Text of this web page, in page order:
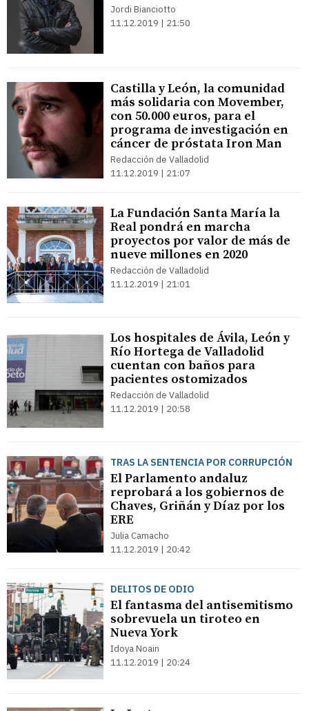
Jordi Bianciotto
11.12.2019 | 21:50
Castilla y León, la comunidad
más solidaria con Movember,
con 50.000 euros, para el
programa de investigación en
cáncer de próstata Iron Man
Redacción de Valladolid
11.12.2019 | 21:07
La Fundación Santa María la
Real pondrá en marcha
proyectos por valor de más de
nueve millones en 2020
Redacción de Valladolid
11.12.2019 | 21:01
Los hospitales de Ávila, León y
Río Hortega de Valladolid
cuentan con baños para
pacientes ostomizados
Redacción de Valladolid
11.12.2019 | 20:58
TRAS LA SENTENCIA POR CORRUPCIÓN
El Parlamento andaluz
reprobará a los gobiernos de
Chaves, Griñán y Díaz por los
ERE
Julia Camacho
11.12.2019 | 20:42
DELITOS DE ODIO
El fantasma del antisemitismo
sobrevuela un tiroteo en
Nueva York
Idoya Noain
11.12.2019 | 20:24